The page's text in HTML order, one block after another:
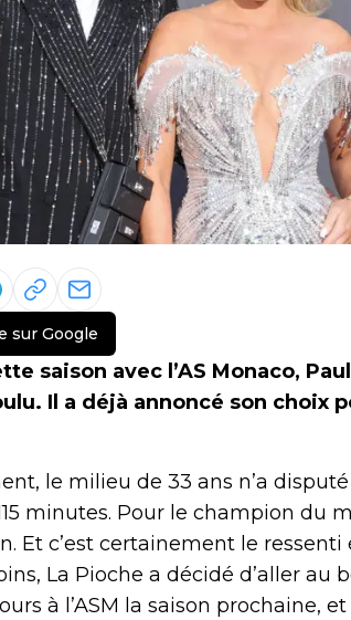
sur Google
saison avec l’AS Monaco, Paul
Il a déjà annoncé son choix
le milieu de 33 ans n’a
minutes. Pour le champion du
Et c’est certainement le
La Pioche a décidé d’aller au
à l’ASM la saison prochaine, et